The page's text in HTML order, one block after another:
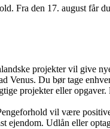
Fra den 17. august
projekter vil give
Venus. Du bør tage
projekter eller
vil være
ejendom. Udlån eller